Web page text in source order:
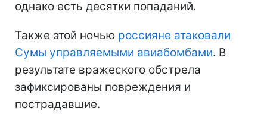
однако есть десятки попаданий.
Также этой ночью россияне атаковали
Сумы управляемыми авиабомбами. В
результате вражеского обстрела
зафиксированы повреждения и
пострадавшие.